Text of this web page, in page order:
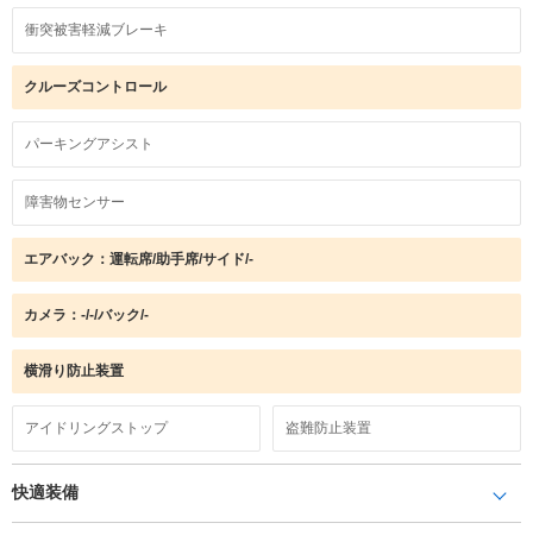
衝突被害軽減ブレーキ
クルーズコントロール
パーキングアシスト
障害物センサー
エアバック：運転席/助手席/サイド/-
カメラ：-/-/バック/-
横滑り防止装置
アイドリングストップ 盗難防止装置
快適装備